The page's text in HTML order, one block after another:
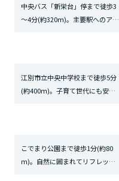
中央バス「新栄台」停まで徒歩3
～4分(約320ｍ)。主要駅へのアク
江別市立中央中学校まで徒歩5分
(約400ｍ)。子育て世代にも安心
こでまり公園まで徒歩1分(約80
ｍ)。自然に囲まれてリフレッシ